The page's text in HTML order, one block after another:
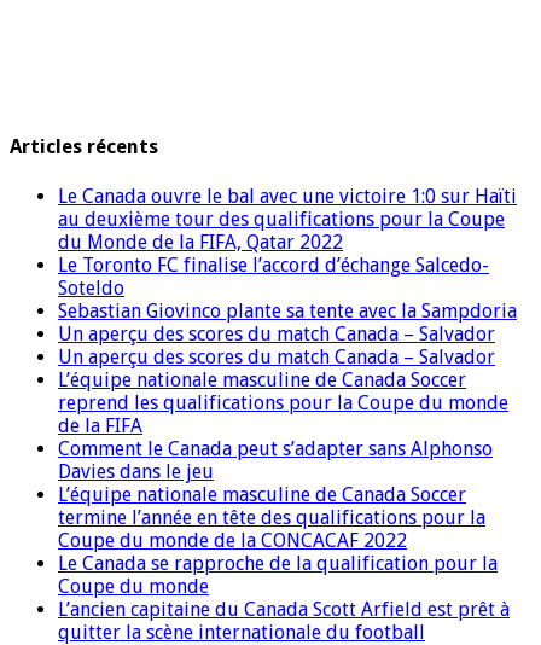
Articles récents
Le Canada ouvre le bal avec une victoire 1:0 sur Haïti
au deuxième tour des qualifications pour la Coupe
du Monde de la FIFA, Qatar 2022
Le Toronto FC finalise l’accord d’échange Salcedo-
Soteldo
Sebastian Giovinco plante sa tente avec la Sampdoria
Un aperçu des scores du match Canada – Salvador
Un aperçu des scores du match Canada – Salvador
L’équipe nationale masculine de Canada Soccer
reprend les qualifications pour la Coupe du monde
de la FIFA
Comment le Canada peut s’adapter sans Alphonso
Davies dans le jeu
L’équipe nationale masculine de Canada Soccer
termine l’année en tête des qualifications pour la
Coupe du monde de la CONCACAF 2022
Le Canada se rapproche de la qualification pour la
Coupe du monde
L’ancien capitaine du Canada Scott Arfield est prêt à
quitter la scène internationale du football